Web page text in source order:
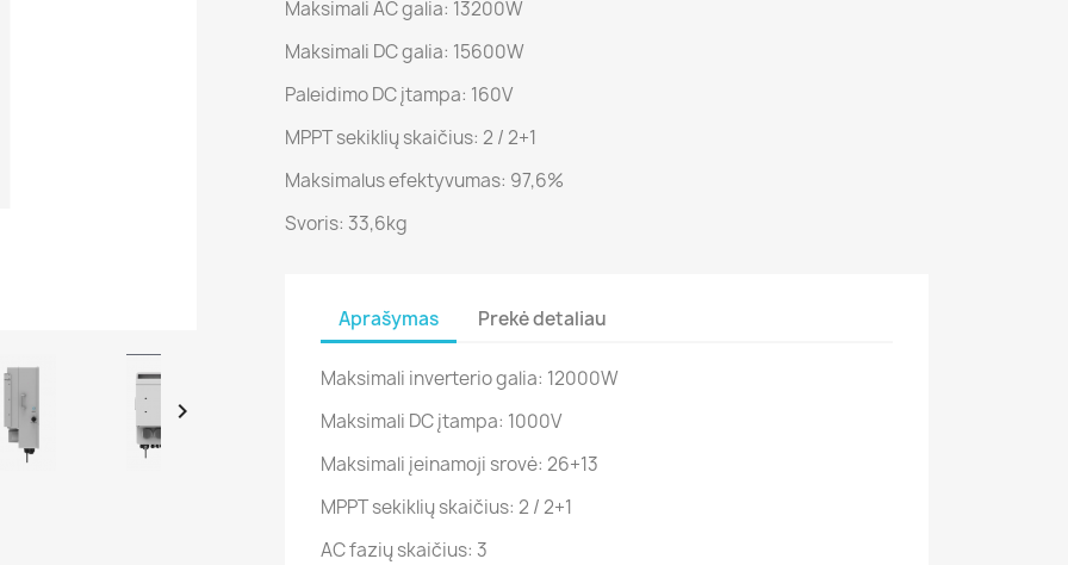

Maksimali AC galia: 13200W
Maksimali DC galia: 15600W
Paleidimo DC įtampa: 160V
MPPT sekiklių skaičius: 2 / 2+1
Maksimalus efektyvumas: 97,6%
Svoris: 33,6kg
Aprašymas Prekė detaliau
Maksimali inverterio galia: 12000W
Maksimali DC įtampa: 1000V
Maksimali įeinamoji srovė: 26+13
MPPT sekiklių skaičius: 2 / 2+1
AC fazių skaičius: 3